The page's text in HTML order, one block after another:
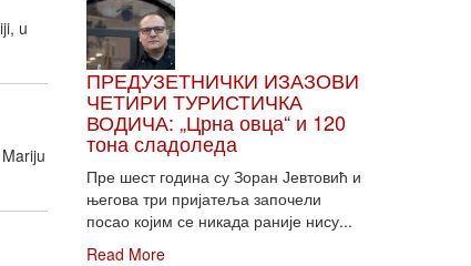
u
ПРЕДУЗЕТНИЧКИ ИЗАЗОВИ
ЧЕТИРИ ТУРИСТИЧКА
ВОДИЧА: „Црна овца“ и 120
тона сладоледа
Пре шест година су Зоран Јевтовић и
његова три пријатеља започели
посао којим се никада раније нису...
Read More